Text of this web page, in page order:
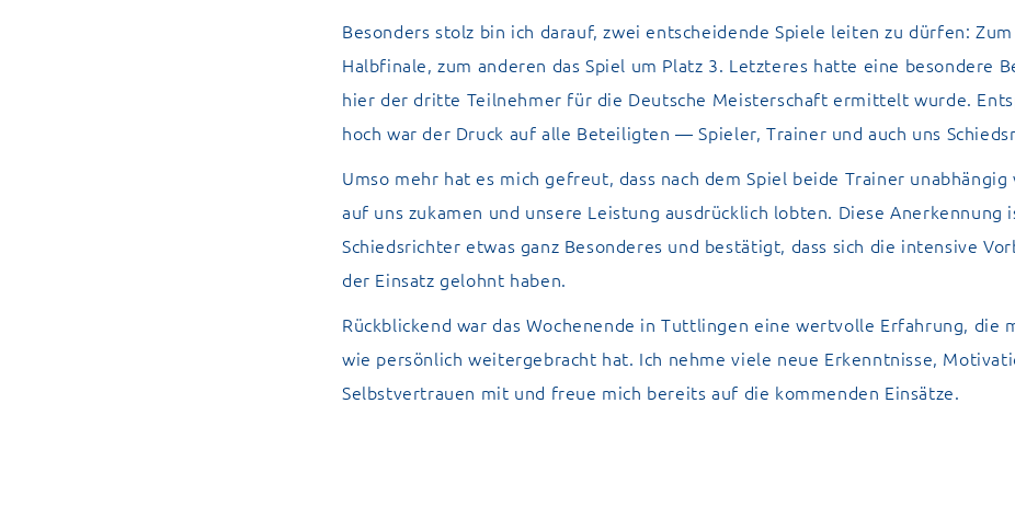
Besonders stolz bin ich darauf, zwei entscheidende Spiele leiten zu dürfen:
Halbfinale, zum anderen das Spiel um Platz 3. Letzteres hatte eine besondere
hier der dritte Teilnehmer für die Deutsche Meisterschaft ermittelt wurde.
hoch war der Druck auf alle Beteiligten — Spieler, Trainer und auch uns
Umso mehr hat es mich gefreut, dass nach dem Spiel beide Trainer unabhängig
auf uns zukamen und unsere Leistung ausdrücklich lobten. Diese Anerkennung
Schiedsrichter etwas ganz Besonderes und bestätigt, dass sich die intensive
der Einsatz gelohnt haben.
Rückblickend war das Wochenende in Tuttlingen eine wertvolle Erfahrung, die
wie persönlich weitergebracht hat. Ich nehme viele neue Erkenntnisse,
Selbstvertrauen mit und freue mich bereits auf die kommenden Einsätze.